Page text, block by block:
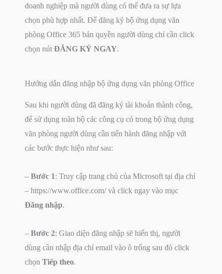
doanh nghiệp mà người dùng có thể đưa ra sự lựa
chọn phù hợp nhất. Để đăng ký bộ ứng dụng văn
phòng Office 365 bản quyền người dùng chỉ cần click
chọn nút ĐĂNG KÝ NGAY.
Hướng dẫn đăng nhập bộ ứng dụng văn phòng Office
Sau khi người dùng đã đăng ký tài khoản thành công,
để sử dụng toàn bộ các công cụ có trong bộ ứng dụng
văn phòng người dùng cần tiến hành đăng nhập với
các bước thực hiện như sau:
– Bước 1: Truy cập trang chủ của Microsoft tại địa chỉ
– https://www.office.com/ và click ngay vào mục
Đăng nhập.
– Bước 2: Giao diện đăng nhập sẽ hiển thị, người
dùng cần nhập địa chỉ email vào ô trống sau đó click
chọn Tiếp theo.